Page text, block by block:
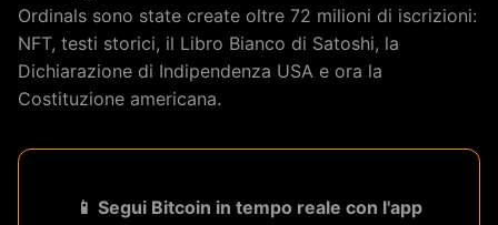
Ordinals sono state create oltre 72 milioni di iscrizioni:
NFT, testi storici, il Libro Bianco di Satoshi, la
Dichiarazione di Indipendenza USA e ora la
Costituzione americana.
📱 Segui Bitcoin in tempo reale con l'app